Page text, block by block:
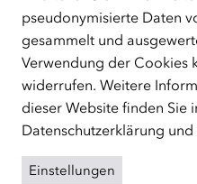
institutionelle Partner und
Gerne verbinden Sie die
Vermittlung an die für Ihr
ÖIF.
pseudonymisierte Daten
gesammelt und
Verwendung der Cookies
widerrufen. Weitere
dieser Website finden Sie
Datenschutzerklärung und
Einstellungen